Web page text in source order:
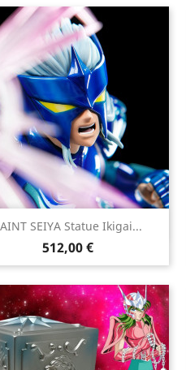
SEIYA Statue Ikigai...
Prix
512,00 €
Aperçu rapide